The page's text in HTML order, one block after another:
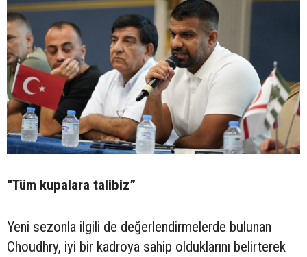
“Tüm kupalara talibiz”
Yeni sezonla ilgili de değerlendirmelerde bulunan
Choudhry, iyi bir kadroya sahip olduklarını belirterek